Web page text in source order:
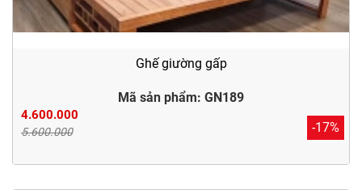
Ghế giường gấp
Mã sản phẩm: GN189
4.600.000
5.600.000 -17%